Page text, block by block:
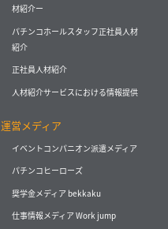
材紹介ー
パチンコホールスタッフ正社員人材
紹介
正社員人材紹介
人材紹介サービスにおける情報提供
運営メディア
イベントコンパニオン派遣メディア
パチンコヒーローズ
奨学金メディア bekkaku
仕事情報メディア Work jump